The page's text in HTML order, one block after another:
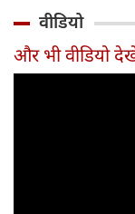
क्लासिक गाना
वीडियो
और भी वीडियो